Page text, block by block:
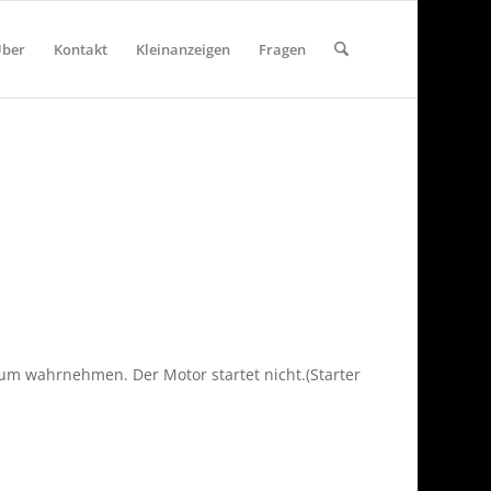
Kontakt Kleinanzeigen Fragen
wahrnehmen. Der Motor startet nicht.(Starter